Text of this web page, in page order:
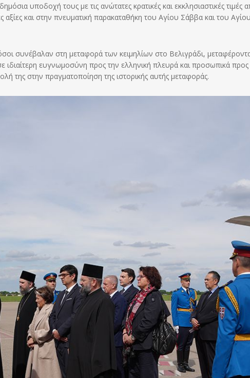
υποδοχή τους με τις ανώτατες κρατικές και εκκλησιαστικές τιμές
αξίες και στην πνευματική παρακαταθήκη του Αγίου Σάββα και του Αγίου
συνέβαλαν στη μεταφορά των κειμηλίων στο Βελιγράδι,
ιδιαίτερη ευγνωμοσύνη προς την ελληνική πλευρά και προσωπικά προς
της στην πραγματοποίηση της ιστορικής αυτής μεταφοράς.